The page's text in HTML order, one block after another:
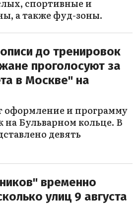
спортивные и
а также фуд-зоны.
до тренировок
проголосуют за
в Москве" на
оформление и программу
Бульварном кольце. В
девять
временно
улиц 9 августа